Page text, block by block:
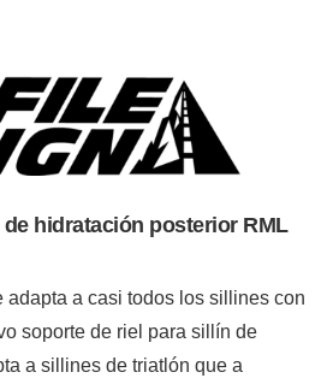
hidratación posterior RML
adapta a casi todos los sillines con
soporte de riel para sillín de
a sillines de triatlón que a